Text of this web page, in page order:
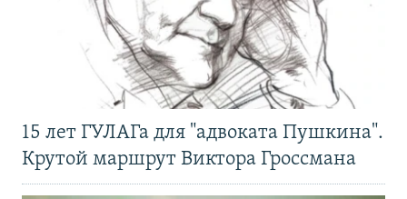
15 лет ГУЛАГа для "адвоката Пушкина".
Крутой маршрут Виктора Гроссмана